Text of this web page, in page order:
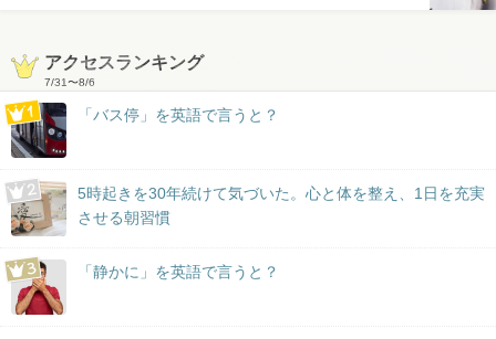
アクセスランキング
7/31〜8/6
「バス停」を英語で言うと？
5時起きを30年続けて気づいた。心と体を整え、1日を充実
させる朝習慣
「静かに」を英語で言うと？